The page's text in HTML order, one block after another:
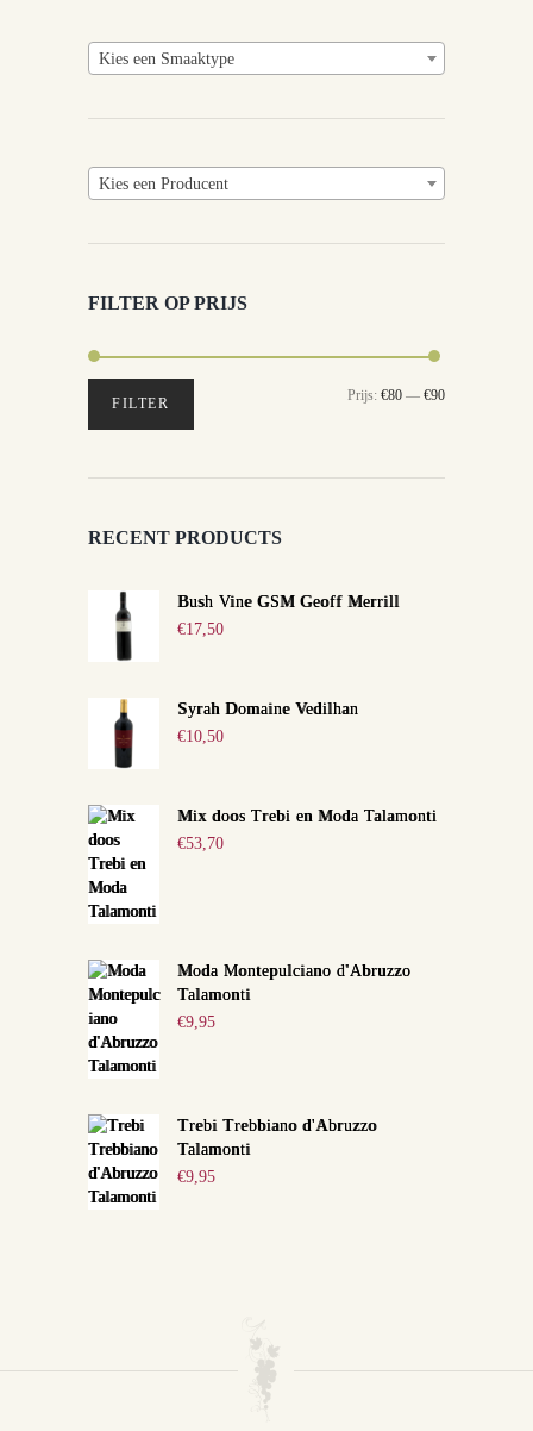
Kies een Smaaktype
Kies een Producent
FILTER OP PRIJS
Min.
Max.
FILTER Prijs: €80 — €90
RECENT PRODUCTS
Bush Vine GSM Geoff Merrill
€17,50
Syrah Domaine Vedilhan
€10,50
Mix doos Trebi en Moda Talamonti
€53,70
Moda Montepulciano d'Abruzzo
Talamonti
€9,95
Trebi Trebbiano d'Abruzzo
Talamonti
€9,95